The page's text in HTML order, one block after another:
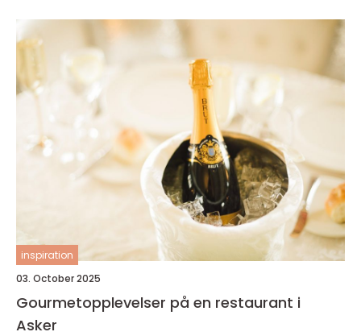
inspiration
03. October 2025
Gourmetopplevelser på en restaurant i
Asker